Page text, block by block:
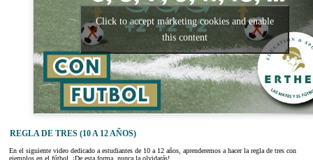
Click to accept márketing cookies and enable
this content
REGLA DE TRES (10 A 12 AÑOS)
En el siguiente video dedicado a estudiantes de 10 a 12 años, aprenderemos a hacer la regla de tres con
ejemplos en el fútbol. ¡De esta forma, nunca la olvidarás!